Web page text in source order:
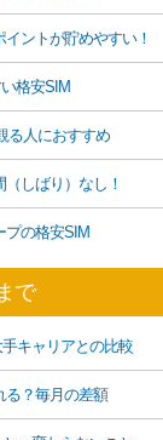
ントが貯めやすい！
格安SIM
る人におすすめ
しばり）なし！
プの格安SIM
で
キャリアとの比較
る？毎月の差額